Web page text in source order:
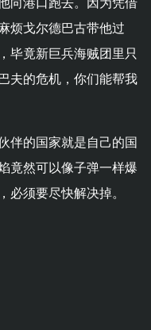
烦戈尔德巴古带他过
毕竟新巨兵海贼团里只
夫的危机，你们能帮我
伴的国家就是自己的国
竟然可以像子弹一样爆
必须要尽快解决掉。